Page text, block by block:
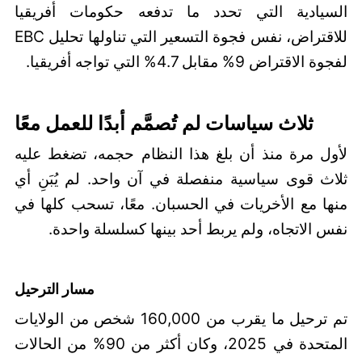
السيادية التي تحدد ما تدفعه حكومات أفريقيا
للاقتراض، نفس فجوة التسعير التي تناولها تحليل EBC
لفجوة الاقتراض 9% مقابل 4.7% التي تواجه أفريقيا.
ثلاث سياسات لم تُصمَّم أبدًا للعمل معًا
لأول مرة منذ أن بلغ هذا النظام حجمه، تضغط عليه
ثلاث قوى سياسية منفصلة في آن واحد. لم يُبَنِ أي
منها مع الأخريات في الحسبان. معًا، تسحب كلها في
نفس الاتجاه، ولم يربط أحد بينها كسلسلة واحدة.
مسار الترحيل
تم ترحيل ما يقرب من 160,000 شخص من الولايات
المتحدة في 2025، وكان أكثر من 90% من الحالات